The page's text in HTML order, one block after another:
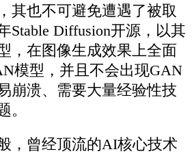
其也不可避免遭遇了被取
Stable Diffusion开源，以其
，在图像生成效果上全面
模型，并且不会出现GAN
崩溃、需要大量经验性技
。
，曾经顶流的AI核心技术